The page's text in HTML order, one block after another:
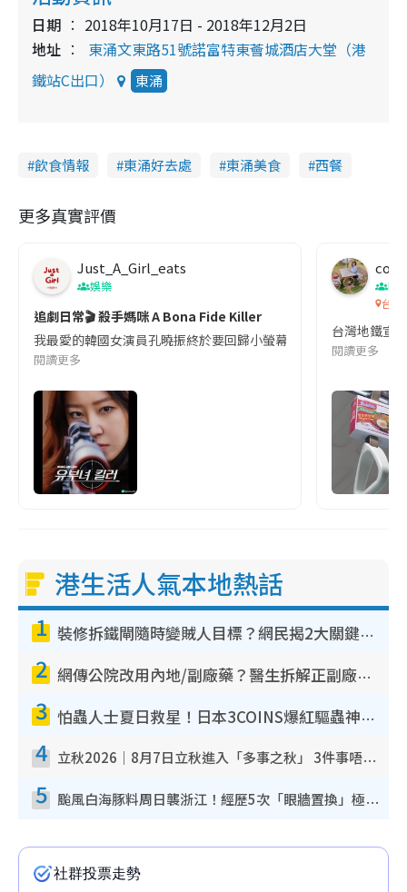
日期
2018年10月17日 - 2018年12月2日
地址
東涌文東路51號諾富特東薈城酒店大堂（港
鐵站C出口）
東涌
飲食情報 東涌好去處 東涌美食 西餐
更多真實評價
Just_A_Girl_eats
娛樂
追劇日常🎬 殺手媽咪 A Bona Fide Killer
我最愛的韓國女演員孔曉振終於要回歸小螢幕啦!這次的劇本改編
閱讀更多
co
吹
台灣
台灣地鐵宣
閱讀更多
港生活人氣本地熱話
1 裝修拆鐵閘隨時變賊人目標？網民揭2大關鍵用途：裝新式等於白裝？附新舊鐵閘分別
2 網傳公院改用內地/副廠藥？醫生拆解正副廠分別 揭4類人換藥隨時出事
3 怕蟲人士夏日救星！日本3COINS爆紅驅蟲神器$45起 1招「全程免觸碰」輕鬆搞定小強
4 立秋2026｜8月7日立秋進入「多事之秋」 3件事唔做得！專家教6招開運 清枱頭／銀包納氣接好運
5 颱風白海豚料周日襲浙江！經歷5次「眼牆置換」極罕見 成登陸內地最長途颱風